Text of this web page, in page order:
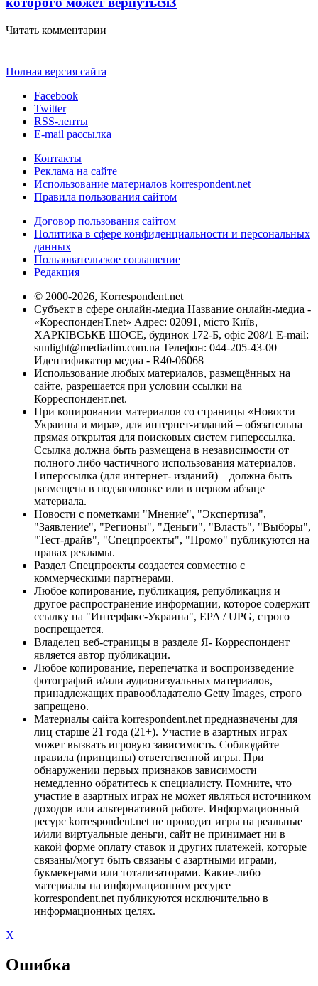
Читать комментарии
Полная версия сайта
Facebook
Twitter
RSS-ленты
E-mail рассылка
Контакты
Реклама на сайте
Использование материалов korrespondent.net
Правила пользования сайтом
Договор пользования сайтом
Политика в сфере конфиденциальности и персональных
данных
Пользовательское соглашение
Редакция
© 2000-2026, Korrespondent.net
Субъект в сфере онлайн-медиа Название онлайн-медиа -
«КореспонденТ.net» Адрес: 02091, місто Київ,
ХАРКІВСЬКЕ ШОСЕ, будинок 172-Б, офіс 208/1 E-mail:
sunlight@mediadim.com.ua Телефон: 044-205-43-00
Идентификатор медиа - R40-06068
Использование любых материалов, размещённых на
сайте, разрешается при условии ссылки на
Корреспондент.net.
При копировании материалов со страницы «Новости
Украины и мира», для интернет-изданий – обязательна
прямая открытая для поисковых систем гиперссылка.
Ссылка должна быть размещена в независимости от
полного либо частичного использования материалов.
Гиперссылка (для интернет- изданий) – должна быть
размещена в подзаголовке или в первом абзаце
материала.
Новости с пометками "Мнение", "Экспертиза",
"Заявление", "Регионы", "Деньги", "Власть", "Выборы",
"Тест-драйв", "Спецпроекты", "Промо" публикуются на
правах рекламы.
Раздел Спецпроекты создается совместно с
коммерческими партнерами.
Любое копирование, публикация, републикация и
другое распространение информации, которое содержит
ссылку на "Интерфакс-Украина", EPA / UPG, строго
воспрещается.
Владелец веб-страницы в разделе Я- Корреспондент
является автор публикации.
Любое копирование, перепечатка и воспроизведение
фотографий и/или аудиовизуальных материалов,
принадлежащих правообладателю Getty Images, строго
запрещено.
Материалы сайта korrespondent.net предназначены для
лиц старше 21 года (21+). Участие в азартных играх
может вызвать игровую зависимость. Соблюдайте
правила (принципы) ответственной игры. При
обнаружении первых признаков зависимости
немедленно обратитесь к специалисту. Помните, что
участие в азартных играх не может являться источником
доходов или альтернативой работе. Информационный
ресурс korrespondent.net не проводит игры на реальные
и/или виртуальные деньги, сайт не принимает ни в
какой форме оплату ставок и других платежей, которые
связаны/могут быть связаны с азартными играми,
букмекерами или тотализаторами. Какие-либо
материалы на информационном ресурсе
korrespondent.net публикуются исключительно в
информационных целях.
X
Ошибка